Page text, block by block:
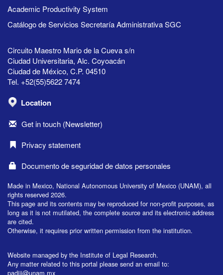
Academic Productivity System
Catálogo de Servicios Secretaría Administrativa SGC
Circuito Maestro Mario de la Cueva s/n
Ciudad Universitaria, Alc. Coyoacán
Ciudad de México, C.P. 04510
Tel. +52(55)5622 7474
Location
Get in touch (Newsletter)
Privacy statement
Documento de seguridad de datos personales
Made in Mexico, National Autonomous University of Mexico (UNAM), all
rights reserved 2026.
This page and its contents may be reproduced for non-profit purposes, as
long as it is not mutilated, the complete source and its electronic address
are cited.
Otherwise, it requires prior written permission from the institution.
Website managed by the Institute of Legal Research.
Any matter related to this portal please send an email to:
padiij@unam.mx